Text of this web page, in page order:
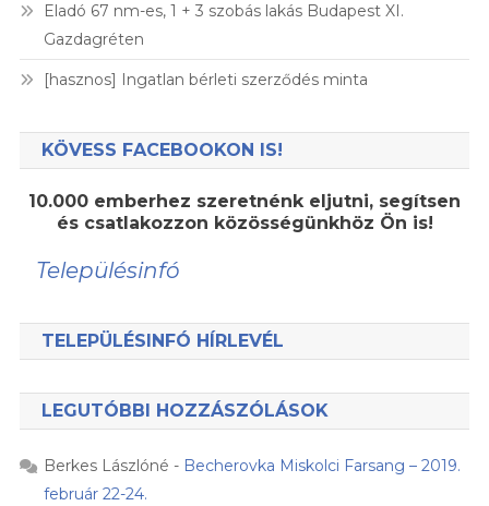
Eladó 67 nm-es, 1 + 3 szobás lakás Budapest XI.
Gazdagréten
[hasznos] Ingatlan bérleti szerződés minta
KÖVESS FACEBOOKON IS!
10.000 emberhez szeretnénk eljutni, segítsen
és csatlakozzon közösségünkhöz Ön is!
Településinfó
TELEPÜLÉSINFÓ HÍRLEVÉL
LEGUTÓBBI HOZZÁSZÓLÁSOK
Berkes Lászlóné - Becherovka Miskolci Farsang – 2019.
február 22-24.